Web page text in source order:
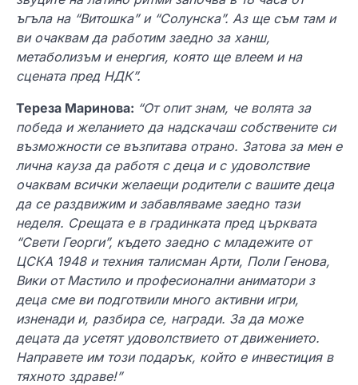
ъгъла на “Витошка” и “Солунска”. Аз ще съм там и
ви очаквам да работим заедно за ханш,
метаболизъм и енергия, която ще влеем и на
сцената пред НДК”.
Тереза Маринова: “От опит знам, че волята за
победа и желанието да надскачаш собствените си
възможности се възпитава отрано. Затова за мен е
лична кауза да работя с деца и с удоволствие
очаквам всички желаещи родители с вашите деца
да се раздвижим и забавляваме заедно тази
неделя. Срещата е в градинката пред църквата
“Свети Георги”, където заедно с младежите от
ЦСКА 1948 и техния талисман Арти, Поли Генова,
Вики от Мастило и професионални аниматори з
деца сме ви подготвили много активни игри,
изненади и, разбира се, награди. За да може
децата да усетят удоволствието от движението.
Направете им този подарък, който е инвестиция в
тяхното здраве!”